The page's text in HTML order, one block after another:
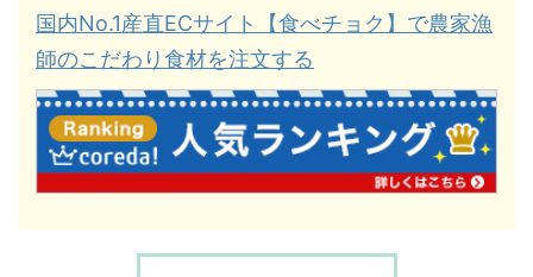
国内No.1産直ECサイト【食べチョク】で農家漁
師のこだわり食材を注文する